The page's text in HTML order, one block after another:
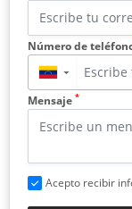
Número de
▼
Mensaje *
Acepto recibir